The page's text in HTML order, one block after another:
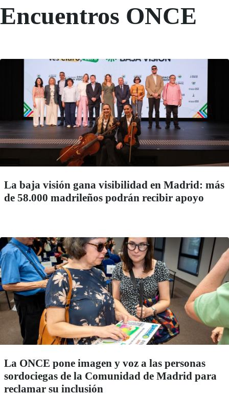
Encuentros ONCE
La baja visión gana visibilidad en Madrid: más
de 58.000 madrileños podrán recibir apoyo
La ONCE pone imagen y voz a las personas
sordociegas de la Comunidad de Madrid para
reclamar su inclusión